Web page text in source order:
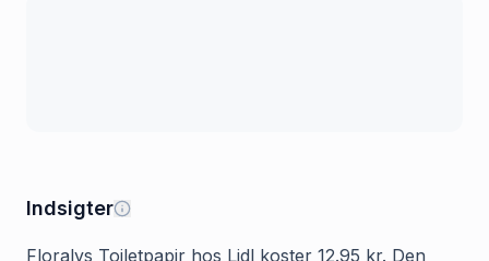
Indsigter
Floralys Toiletpapir hos Lidl koster 12.95 kr. Den